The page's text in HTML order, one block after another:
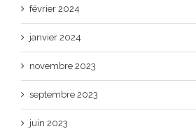
février 2024
janvier 2024
novembre 2023
septembre 2023
juin 2023